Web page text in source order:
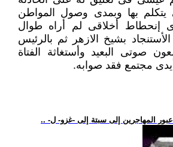
يتكلم بها وبمدى وصول المواطن
إنحطاط أخلاقى لم أراه طوال
بشيخ الازهر ثم بالرئيس
صوتى البعيد وأستغاثة الفتاة
مجتمع فقد صوابه.
المهاجرين إلى سبتة إلى -غزو- ل